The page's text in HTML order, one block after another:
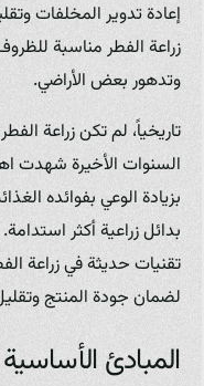
إعادة تدوير المخلفات
زراعة الفطر مناسبة
وتدهور بعض الأراضي.
تاريخياً، لم تكن زراعة
السنوات الأخيرة شهدت
بزيادة الوعي بفوائده
بدائل زراعية أكثر
تقنيات حديثة في زراعة
لضمان جودة المنتج وتقليل
المبادئ